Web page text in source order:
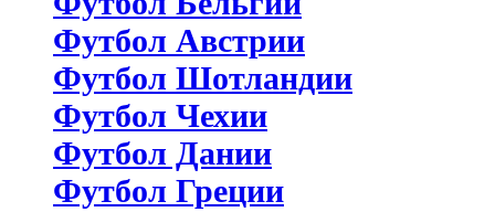
Футбол Австрии
Футбол Шотландии
Футбол Чехии
Футбол Дании
Футбол Греции